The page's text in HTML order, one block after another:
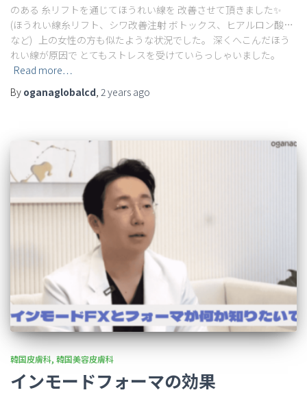
のある 糸リフトを通じてほうれい線を 改善させて頂きました✨
(ほうれい線糸リフト、シワ改善注射 ボトックス、ヒアルロン酸…
など) 上の女性の方も似たような状況でした。 深くへこんだほう
れい線が原因で とてもストレスを受けていらっしゃいました。
Read more…
By oganaglobalcd, 2 years ago
韓国皮膚科 韓国美容皮膚科
インモードフォーマの効果